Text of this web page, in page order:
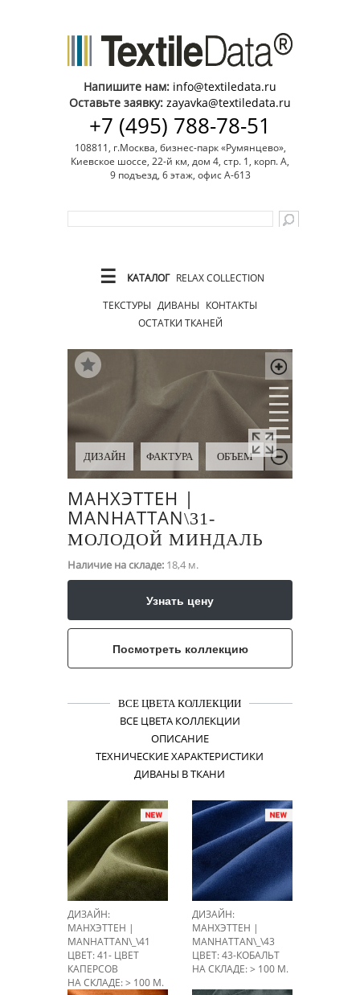
Напишите нам: info@textiledata.ru
Оставьте заявку: zayavka@textiledata.ru
+7 (495) 788-78-51
108811, г.Москва, бизнес-парк «Румянцево»,
Киевское шоссе, 22-й км, дом 4, стр. 1, корп. А,
9 подъезд, 6 этаж, офис А-613
☰ КАТАЛОГ RELAX COLLECTION
ТЕКСТУРЫ ДИВАНЫ КОНТАКТЫ
ОСТАТКИ ТКАНЕЙ
ДИЗАЙН ФАКТУРА ОБЪЕМ
МАНХЭТТЕН |
MANHATTAN\​31-
МОЛОДОЙ МИНДАЛЬ
Наличие на складе: 18,4 м.
Узнать цену
Посмотреть коллекцию
ВСЕ ЦВЕТА КОЛЛЕКЦИИ
ВСЕ ЦВЕТА КОЛЛЕКЦИИ
ОПИСАНИЕ
ТЕХНИЧЕСКИЕ ХАРАКТЕРИСТИКИ
ДИВАНЫ В ТКАНИ
ДИЗАЙН:
МАНХЭТТЕН |
MANHATTAN\_\41
ЦВЕТ: 41- ЦВЕТ
КАПЕРСОВ
НА СКЛАДЕ: > 100 М.
ДИЗАЙН:
МАНХЭТТЕН |
MANHATTAN\_\43
ЦВЕТ: 43-КОБАЛЬТ
НА СКЛАДЕ: > 100 М.